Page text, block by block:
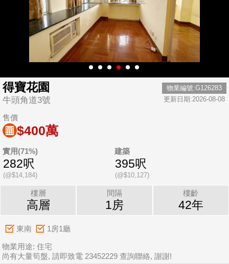
得寶花園
牛頭角道3號
物業編號:G126283
更新日期:2026-08-08
售價
$400萬
實用(71%)
282呎
(@$14,184)
建築
395呎
(@$10,127)
樓層
高層
間隔
1房
樓齡
42年
東南 1房1廳
物業用途: 住宅
尚有大量筍盤, 請即致電 23452229 查詢聯絡, 謝謝!